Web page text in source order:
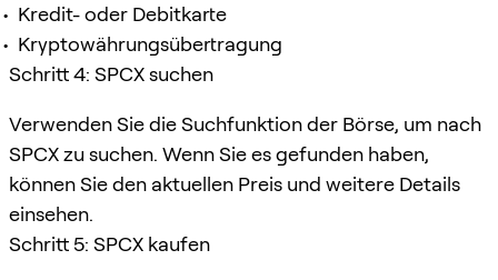
Kredit- oder Debitkarte
Kryptowährungsübertragung
Schritt 4: SPCX suchen
Verwenden Sie die Suchfunktion der Börse, um nach
SPCX zu suchen. Wenn Sie es gefunden haben,
können Sie den aktuellen Preis und weitere Details
einsehen.
Schritt 5: SPCX kaufen